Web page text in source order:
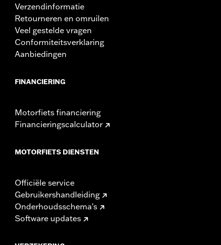
Verzendinformatie
Retourneren en omruilen
Veel gestelde vragen
Conformiteitsverklaring
Aanbiedingen
FINANCIERING
Motorfiets financiering
Financieringscalculator
MOTORFIETS DIENSTEN
Officiële service
Gebruikershandleiding
Onderhoudsschema's
Software updates